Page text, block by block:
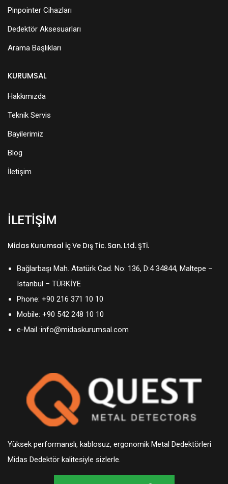
Yüksek performanslı, kablosuz, ergonomik Metal Dedektörleri
Midas Dedektör kalitesiyle sizlerle.
İLETİŞİM
Midas Kurumsal İç Ve Dış Tic. San. Ltd. ŞTİ.
Bağlarbaşı Mah. Atatürk Cad. No: 136, D:4 34844, Maltepe –
Istanbul – TÜRKİYE
Phone: +90 216 371 10 10
Mobile: +90 542 248 10 10
e-Mail :info@midaskurumsal.com
KURUMSAL
Hakkımızda
Teknik Servis
Bayilerimiz
Blog
İletişim
Pinpointer Cihazları
Dedektör Aksesuarları
Arama Başlıkları